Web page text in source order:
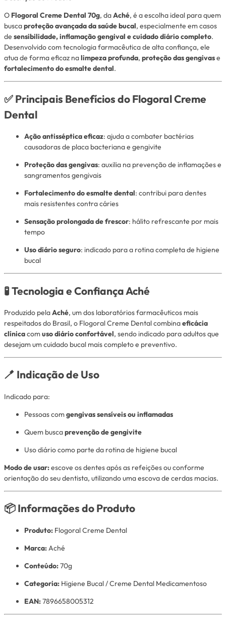
O Flogoral Creme Dental 70g, daAché, é a escolha ideal para quem
buscaproteção avançada da saúde bucal, especialmente em casos
de sensibilidade, inflamação gengival e cuidado diário completo.
Desenvolvido com tecnologia farmacêutica de alta confiança, ele
atua de forma eficaz nalimpeza profunda, proteção das gengivase
fortalecimento do esmalte dental.
✅ Principais Benefícios do Flogoral Creme
Dental
Ação antisséptica eficaz: ajuda a combater bactérias
causadoras de placa bacteriana e gengivite
Proteção das gengivas: auxilia na prevenção de inflamações e
sangramentos gengivais
Fortalecimento do esmalte dental: contribui para dentes
mais resistentes contra cáries
Sensação prolongada de frescor: hálito refrescante por mais
tempo
Uso diário seguro: indicado para a rotina completa de higiene
bucal
🧪 Tecnologia e Confiança Aché
Produzido pelaAché, um dos laboratórios farmacêuticos mais
respeitados do Brasil, o Flogoral Creme Dental combinaeficácia
clínicacomuso diário confortável, sendo indicado para adultos que
desejam um cuidado bucal mais completo e preventivo.
🪥 Indicação de Uso
Indicado para:
Pessoas comgengivas sensíveis ou inflamadas
Quem buscaprevenção de gengivite
Uso diário como parte da rotina de higiene bucal
Modo de usar:escove os dentes após as refeições ou conforme
orientação do seu dentista, utilizando uma escova de cerdas macias.
📦 Informações do Produto
Produto: Flogoral Creme Dental
Marca:Aché
Conteúdo:70g
Categoria: Higiene Bucal / Creme Dental Medicamentoso
EAN:7896658005312